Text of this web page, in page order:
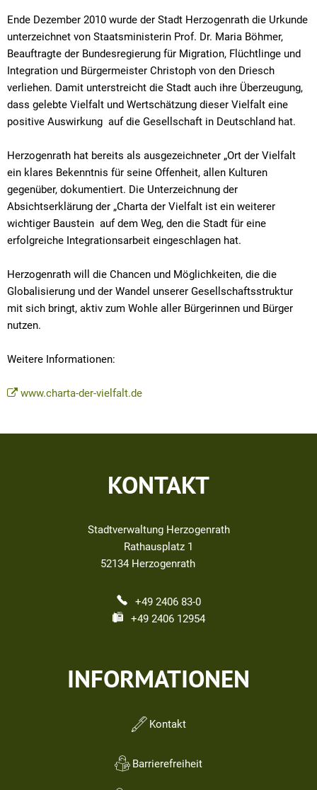
Ende Dezember 2010 wurde der Stadt Herzogenrath die Urkunde
unterzeichnet von Staatsministerin Prof. Dr. Maria Böhmer,
Beauftragte der Bundesregierung für Migration, Flüchtlinge und
Integration und Bürgermeister Christoph von den Driesch
verliehen. Damit unterstreicht die Stadt auch ihre Überzeugung,
dass gelebte Vielfalt und Wertschätzung dieser Vielfalt eine
positive Auswirkung auf die Gesellschaft in Deutschland hat.
Herzogenrath hat bereits als ausgezeichneter „Ort der Vielfalt
ein klares Bekenntnis für seine Offenheit, allen Kulturen
gegenüber, dokumentiert. Die Unterzeichnung der
Absichtserklärung der „Charta der Vielfalt ist ein weiterer
wichtiger Baustein auf dem Weg, den die Stadt für eine
erfolgreiche Integrationsarbeit eingeschlagen hat.
Herzogenrath will die Chancen und Möglichkeiten, die die
Globalisierung und der Wandel unserer Gesellschaftsstruktur
mit sich bringt, aktiv zum Wohle aller Bürgerinnen und Bürger
nutzen.
Weitere Informationen:
www.charta-der-vielfalt.de
KONTAKT
Stadtverwaltung Herzogenrath
Rathausplatz 1
52134 Herzogenrath
+49 2406 83-0
+49 2406 12954
INFORMATIONEN
Kontakt
Barrierefreiheit